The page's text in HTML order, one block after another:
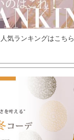
人気ランキングはこちら